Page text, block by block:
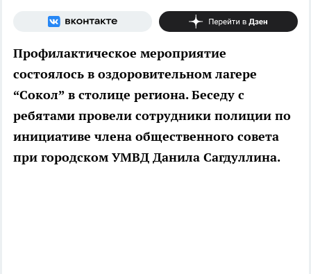
Профилактическое мероприятие
состоялось в оздоровительном лагере
“Сокол” в столице региона. Беседу с
ребятами провели сотрудники полиции по
инициативе члена общественного совета
при городском УМВД Данила Сагдуллина.